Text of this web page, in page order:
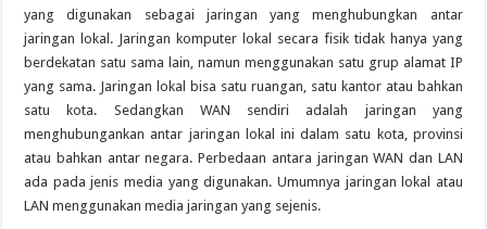
yang digunakan sebagai jaringan yang menghubungkan antar
jaringan lokal. Jaringan komputer lokal secara fisik tidak hanya yang
berdekatan satu sama lain, namun menggunakan satu grup alamat IP
yang sama. Jaringan lokal bisa satu ruangan, satu kantor atau bahkan
satu kota. Sedangkan WAN sendiri adalah jaringan yang
menghubungankan antar jaringan lokal ini dalam satu kota, provinsi
atau bahkan antar negara. Perbedaan antara jaringan WAN dan LAN
ada pada jenis media yang digunakan. Umumnya jaringan lokal atau
LAN menggunakan media jaringan yang sejenis.